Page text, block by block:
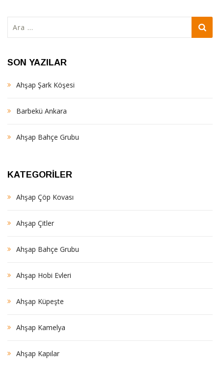
SON YAZILAR
Ahşap Şark Köşesi
Barbekü Ankara
Ahşap Bahçe Grubu
KATEGORILER
Ahşap Çöp Kovası
Ahşap Çitler
Ahşap Bahçe Grubu
Ahşap Hobi Evleri
Ahşap Küpeşte
Ahşap Kamelya
Ahşap Kapılar